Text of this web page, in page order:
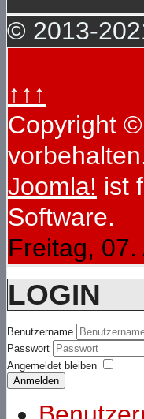
© 2013-
↑↑↑
Copyright
Joomla! ist
Software.
Freitag,
LOGIN
Benutzername
Passwort
Angemeldet bleiben
Anmelden